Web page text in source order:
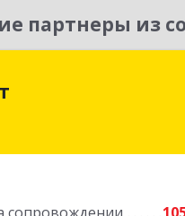
партнеры из
обл, Серов г,